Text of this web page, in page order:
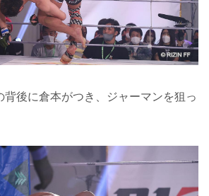
背後に倉本がつき、ジャーマンを狙っ